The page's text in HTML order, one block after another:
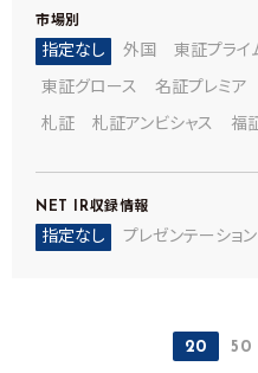
市場別
指定なし 外国 東証プライ
東証グロース 名証プレミア
札証 札証アンビシャス 福
NET IR収録情報
指定なし プレゼンテーション
20 50